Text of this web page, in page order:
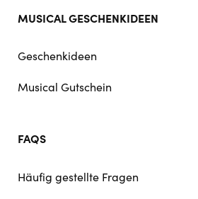
MUSICAL GESCHENKIDEEN
Geschenkideen
Musical Gutschein
FAQS
Häufig gestellte Fragen